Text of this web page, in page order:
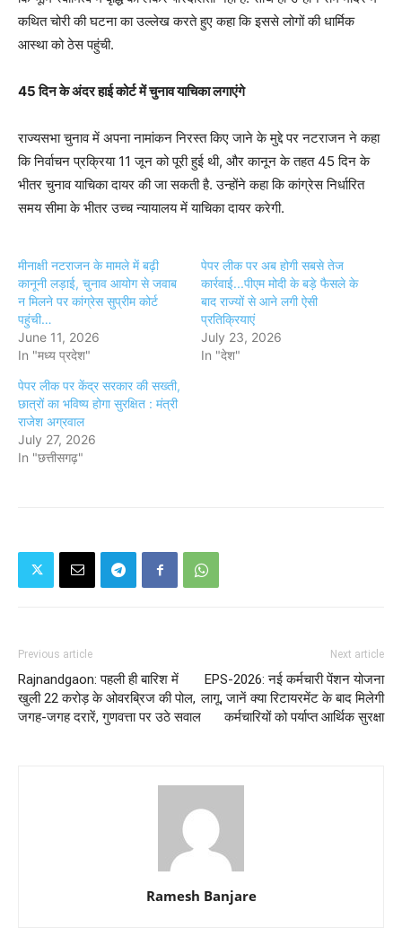
कथित चोरी की घटना का उल्लेख करते हुए कहा कि इससे लोगों की धार्मिक
आस्था को ठेस पहुंची.
45 दिन के अंदर हाई कोर्ट में चुनाव याचिका लगाएंगे
राज्यसभा चुनाव में अपना नामांकन निरस्त किए जाने के मुद्दे पर नटराजन ने कहा
कि निर्वाचन प्रक्रिया 11 जून को पूरी हुई थी, और कानून के तहत 45 दिन के
भीतर चुनाव याचिका दायर की जा सकती है. उन्होंने कहा कि कांग्रेस निर्धारित
समय सीमा के भीतर उच्च न्यायालय में याचिका दायर करेगी.
मीनाक्षी नटराजन के मामले में बढ़ी
कानूनी लड़ाई, चुनाव आयोग से जवाब
न मिलने पर कांग्रेस सुप्रीम कोर्ट
पहुंची…
June 11, 2026
In "मध्य प्रदेश"
पेपर लीक पर अब होगी सबसे तेज
कार्रवाई...पीएम मोदी के बड़े फैसले के
बाद राज्यों से आने लगी ऐसी
प्रतिक्रियाएं
July 23, 2026
In "देश"
पेपर लीक पर केंद्र सरकार की सख्ती,
छात्रों का भविष्य होगा सुरक्षित : मंत्री
राजेश अग्रवाल
July 27, 2026
In "छत्तीसगढ़"
Previous article
Rajnandgaon: पहली ही बारिश में
खुली 22 करोड़ के ओवरब्रिज की पोल,
जगह-जगह दरारें, गुणवत्ता पर उठे सवाल
Next article
EPS-2026: नई कर्मचारी पेंशन योजना
लागू, जानें क्या रिटायरमेंट के बाद मिलेगी
कर्मचारियों को पर्याप्‍त आर्थिक सुरक्षा
Ramesh Banjare